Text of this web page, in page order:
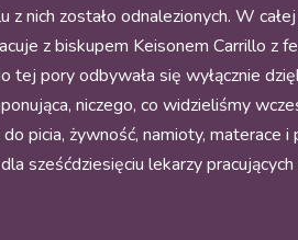
z nich zostało odnalezionych. W
z biskupem Keisonem Carrillo
pory odbywała się wyłącznie
niczego, co widzieliśmy
picia, żywność, namioty,
sześćdziesięciu lekarzy